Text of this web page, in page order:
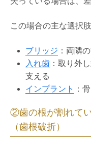
この場合の主な選択
ブリッジ ：両隣
入れ歯 ：取り外
支える
インプラント
：
②歯の根が割れて
（歯根破折）